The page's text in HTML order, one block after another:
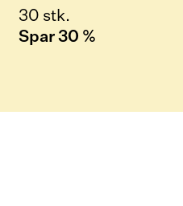
30 stk.
Spar 30 %